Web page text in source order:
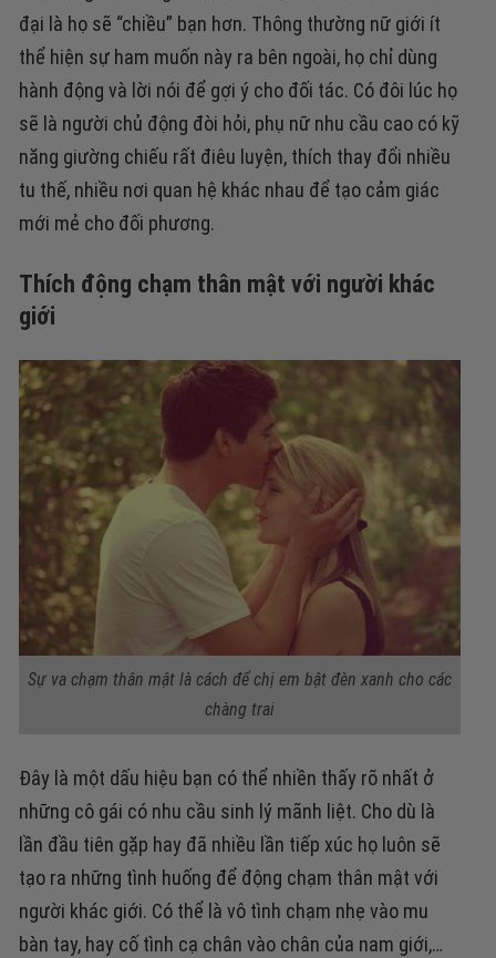
đại là họ sẽ “chiều” bạn hơn. Thông thường nữ giới ít
thể hiện sự ham muốn này ra bên ngoài, họ chỉ dùng
hành động và lời nói để gợi ý cho đối tác. Có đôi lúc họ
sẽ là người chủ động đòi hỏi, phụ nữ nhu cầu cao có kỹ
năng giường chiếu rất điêu luyện, thích thay đổi nhiều
tu thế, nhiều nơi quan hệ khác nhau để tạo cảm giác
mới mẻ cho đối phương.
Thích động chạm thân mật với người khác
giới
Sự va chạm thân mật là cách để chị em bật đèn xanh cho các
chàng trai
Đây là một dấu hiệu bạn có thể nhiền thấy rõ nhất ở
những cô gái có nhu cầu sinh lý mãnh liệt. Cho dù là
lần đầu tiên gặp hay đã nhiều lần tiếp xúc họ luôn sẽ
tạo ra những tình huống để động chạm thân mật với
người khác giới. Có thể là vô tình chạm nhẹ vào mu
bàn tay, hay cố tình cạ chân vào chân của nam giới,…